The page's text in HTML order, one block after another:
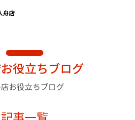
舟店
お役立ちブログ
お役立ちブログ